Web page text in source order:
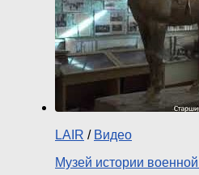
LAIR / Видео
Музей истории